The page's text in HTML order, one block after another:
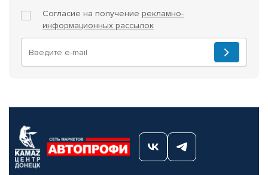
Согласие на получение рекламно-
информационных рассылок